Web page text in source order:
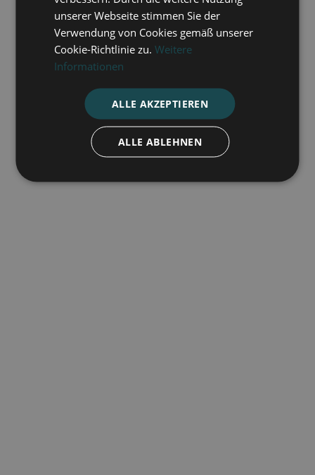
unserer Webseite stimmen Sie der
Verwendung von Cookies gemäß unserer
Cookie-Richtlinie zu.Weitere
Informationen
ALLE AKZEPTIEREN
ALLE ABLEHNEN